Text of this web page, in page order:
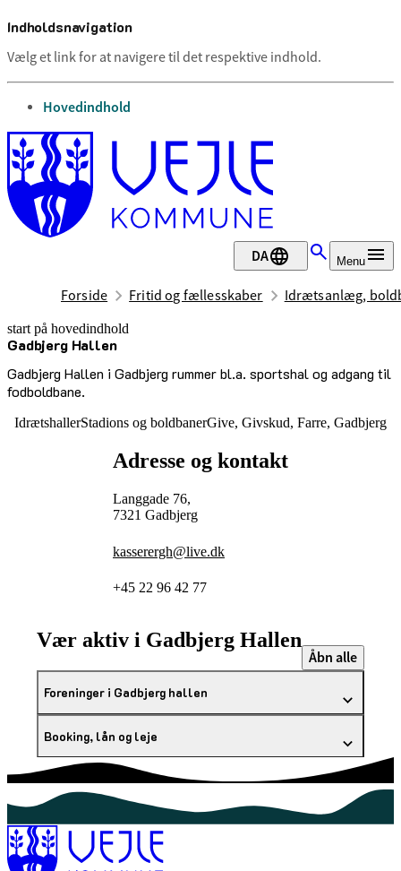
Indholdsnavigation
Vælg et link for at navigere til det respektive indhold.
gå til
Hovedindhold
DA Menu
Forside Fritid og fællesskaber Idrætsanlæg,
start på hovedindhold
Gadbjerg Hallen
Gadbjerg Hallen i Gadbjerg rummer bl.a. sportshal og adgang til
fodboldbane.
senest opdateret 17. februar 2026
IdrætshallerStadions og boldbanerGive, Givskud, Farre, Gadbjerg
Adresse og kontakt
Langgade 76,
7321 Gadbjerg
kasserergh@live.dk
+45 22 96 42 77
Vær aktiv i Gadbjerg Hallen
Åbn alle
Foreninger i Gadbjerg hallen
Booking, lån og leje